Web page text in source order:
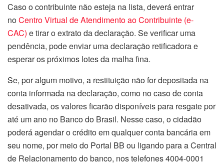
Caso o contribuinte não esteja na lista, deverá entrar
noCentro Virtual de Atendimento ao Contribuinte (e-
CAC) e tirar o extrato da declaração. Se verificar uma
pendência, pode enviar uma declaração retificadora e
esperar os próximos lotes da malha fina.
Se, por algum motivo, a restituição não for depositada na
conta informada na declaração, como no caso de conta
desativada, os valores ficarão disponíveis para resgate por
até um ano no Banco do Brasil. Nesse caso, o cidadão
poderá agendar o crédito em qualquer conta bancária em
seu nome, por meio do Portal BB ou ligando para a Central
de Relacionamento do banco, nos telefones 4004-0001